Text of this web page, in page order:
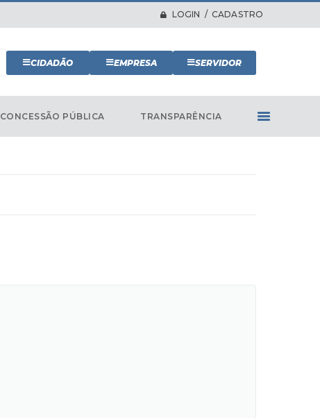
LOGIN / CADASTRO
CIDADÃO EMPRESA SERVIDOR
CONCESSÃO PÚBLICA TRANSPARÊNCIA